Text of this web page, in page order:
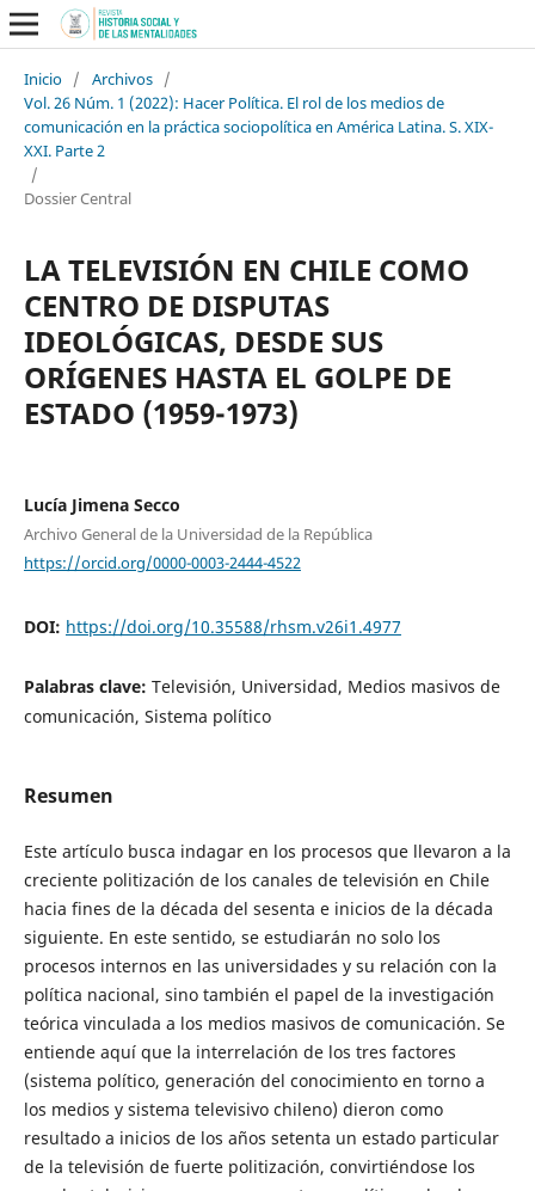
Inicio / Archivos /
Vol. 26 Núm. 1 (2022): Hacer Política. El rol de los medios de
comunicación en la práctica sociopolítica en América Latina. S. XIX-
XXI. Parte 2
/
Dossier Central
LA TELEVISIÓN EN CHILE COMO
CENTRO DE DISPUTAS
IDEOLÓGICAS, DESDE SUS
ORÍGENES HASTA EL GOLPE DE
ESTADO (1959-1973)
Lucía Jimena Secco
Archivo General de la Universidad de la República
https://orcid.org/0000-0003-2444-4522
DOI: https://doi.org/10.35588/rhsm.v26i1.4977
Palabras clave: Televisión, Universidad, Medios masivos de
comunicación, Sistema político
Resumen
Este artículo busca indagar en los procesos que llevaron a la
creciente politización de los canales de televisión en Chile
hacia fines de la década del sesenta e inicios de la década
siguiente. En este sentido, se estudiarán no solo los
procesos internos en las universidades y su relación con la
política nacional, sino también el papel de la investigación
teórica vinculada a los medios masivos de comunicación. Se
entiende aquí que la interrelación de los tres factores
(sistema político, generación del conocimiento en torno a
los medios y sistema televisivo chileno) dieron como
resultado a inicios de los años setenta un estado particular
de la televisión de fuerte politización, convirtiéndose los